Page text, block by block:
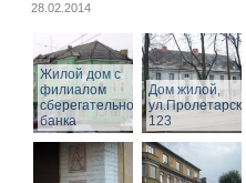
28.02.2014
Жилой дом с
филиалом
сберегательного
банка
Дом жилой,
123